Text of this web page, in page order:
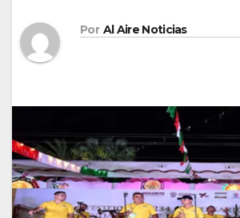
Por Al Aire Noticias